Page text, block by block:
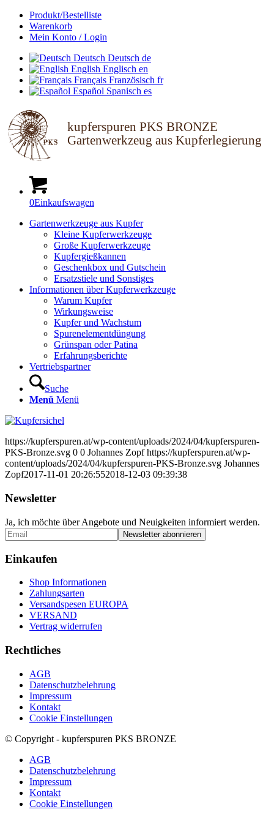
Produkt/Bestelliste
Warenkorb
Mein Konto / Login
Deutsch Deutsch de
English Englisch en
Français Französisch fr
Español Spanisch es
kupferspuren PKS BRONZE
Gartenwerkzeug aus Kupferlegierung
0Einkaufswagen
Gartenwerkzeuge aus Kupfer
Kleine Kupferwerkzeuge
Große Kupferwerkzeuge
Kupfergießkannen
Geschenkbox und Gutschein
Ersatzstiele und Sonstiges
Informationen über Kupferwerkzeuge
Warum Kupfer
Wirkungsweise
Kupfer und Wachstum
Spurenelementdüngung
Grünspan oder Patina
Erfahrungsberichte
Vertriebspartner
Suche
Menü Menü
https://kupferspuren.at/wp-content/uploads/2024/04/kupferspuren-
PKS-Bronze.svg 0 0 Johannes Zopf https://kupferspuren.at/wp-
content/uploads/2024/04/kupferspuren-PKS-Bronze.svg Johannes
Zopf2017-11-01 20:26:552018-12-03 09:39:38
Newsletter
Ja, ich möchte über Angebote und Neuigkeiten informiert werden.
Einkaufen
Shop Informationen
Zahlungsarten
Versandspesen EUROPA
VERSAND
Vertrag widerrufen
Rechtliches
AGB
Datenschutzbelehrung
Impressum
Kontakt
Cookie Einstellungen
© Copyright - kupferspuren PKS BRONZE
AGB
Datenschutzbelehrung
Impressum
Kontakt
Cookie Einstellungen